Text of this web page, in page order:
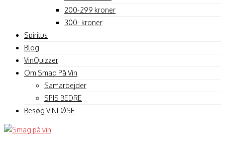
200-299 kroner
300- kroner
Spiritus
Blog
VinQuizzer
Om Smag På Vin
Samarbejder
SPIS BEDRE
Besøg VINLØSE